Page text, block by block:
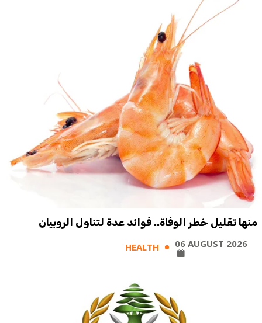
منها تقليل خطر الوفاة.. فوائد عدة لتناول الروبيان
HEALTH 06 AUGUST 2026